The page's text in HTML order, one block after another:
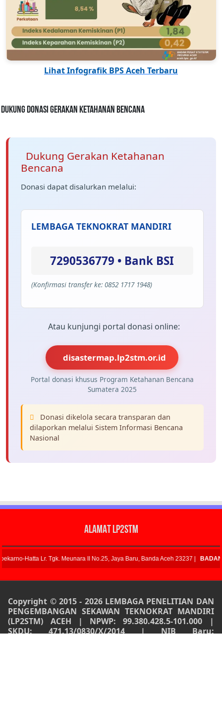
Lihat Infografik BPS Aceh Terbaru
Dukung Donasi Gerakan Ketahanan Bencana
Dukung Gerakan Ketahanan
Bencana
Donasi dapat disalurkan melalui:
LEMBAGA TEKNOKRAT MANDIRI
7290536779 • Bank BSI
(Konfirmasi transfer ke: 0852 1717 1948)
Atau kunjungi portal donasi online:
disastermap.lp2stm.or.id
Portal donasi khusus Program Ketahanan Bencana
Sumatera 2025
Donasi dikelola secara transparan dan
dilaporkan melalui Sistem Informasi Bencana
Nasional
ALAMAT LP2STM
Jaya Baru, Banda Aceh 23237 | BADAN RISET INOVASI DAN
Copyright © 2015 - 2026 LEMBAGA PENELITIAN DAN
PENGEMBANGAN SEKAWAN TEKNOKRAT MANDIRI
(LP2STM) ACEH | NPWP: 99.380.428.5-101.000 |
SKDU: 471.13/0830/X/2014 | NIB Baru: